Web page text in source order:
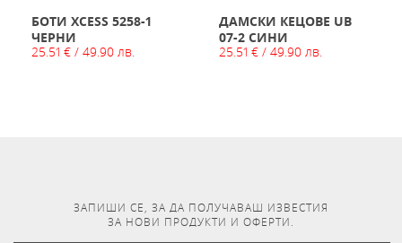
БОТИ XCESS 5258-1
ЧЕРНИ
25.51 € / 49.90 лв.
ДАМСКИ КЕЦОВЕ UB
07-2 СИНИ
25.51 € / 49.90 лв.
ЗАПИШИ СЕ, ЗА ДА ПОЛУЧАВАШ ИЗВЕСТИЯ
ЗА НОВИ ПРОДУКТИ И ОФЕРТИ.